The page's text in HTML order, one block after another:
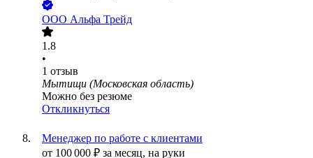
ООО Альфа Трейд
1.8
•
1 отзыв
Мытищи (Московская область)
Можно без резюме
Откликнуться
Менеджер по работе с клиентами
от 100 000 ₽ за месяц, на руки